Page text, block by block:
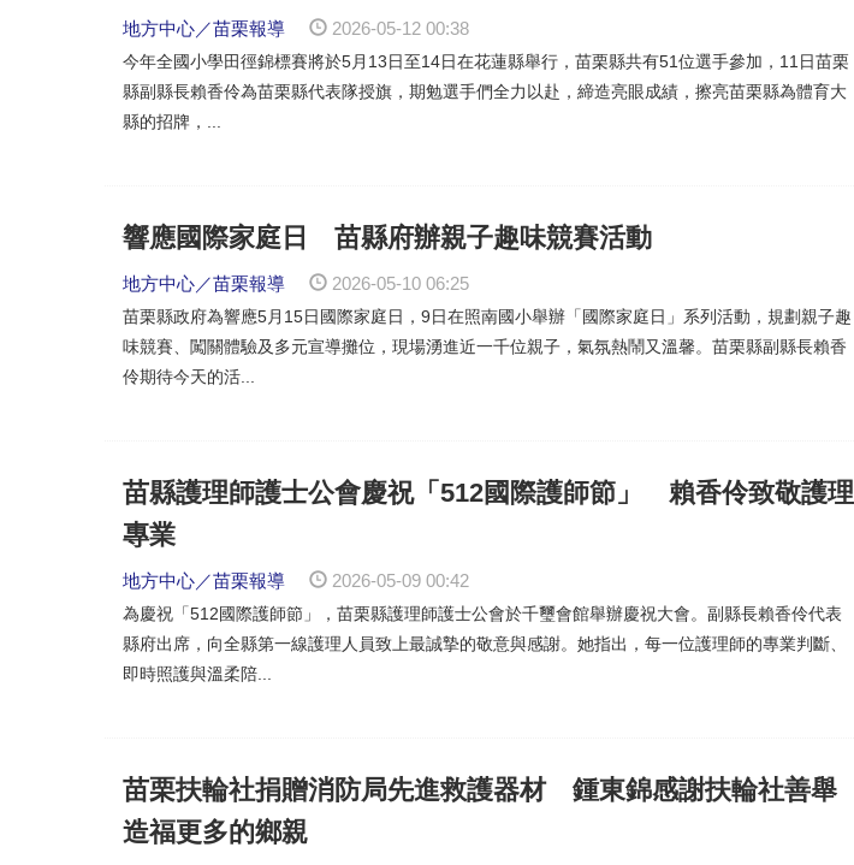
地方中心／苗栗報導 2026-05-12 00:38
今年全國小學田徑錦標賽將於5月13日至14日在花蓮縣舉行，苗栗縣共有51位選手參加，11日苗栗
縣副縣長賴香伶為苗栗縣代表隊授旗，期勉選手們全力以赴，締造亮眼成績，擦亮苗栗縣為體育大
縣的招牌，...
響應國際家庭日 苗縣府辦親子趣味競賽活動
地方中心／苗栗報導 2026-05-10 06:25
苗栗縣政府為響應5月15日國際家庭日，9日在照南國小舉辦「國際家庭日」系列活動，規劃親子趣
味競賽、闖關體驗及多元宣導攤位，現場湧進近一千位親子，氣氛熱鬧又溫馨。苗栗縣副縣長賴香
伶期待今天的活...
苗縣護理師護士公會慶祝「512國際護師節」 賴香伶致敬護理
專業
地方中心／苗栗報導 2026-05-09 00:42
為慶祝「512國際護師節」，苗栗縣護理師護士公會於千璽會館舉辦慶祝大會。副縣長賴香伶代表
縣府出席，向全縣第一線護理人員致上最誠摯的敬意與感謝。她指出，每一位護理師的專業判斷、
即時照護與溫柔陪...
苗栗扶輪社捐贈消防局先進救護器材 鍾東錦感謝扶輪社善舉
造福更多的鄉親